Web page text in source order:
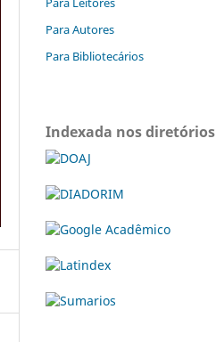
Para Autores
Para Bibliotecários
Indexada nos diretórios